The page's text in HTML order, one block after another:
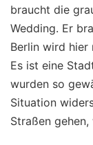
braucht die
Wedding. Er
Berlin wird
Es ist eine
wurden so
Situation
Straßen